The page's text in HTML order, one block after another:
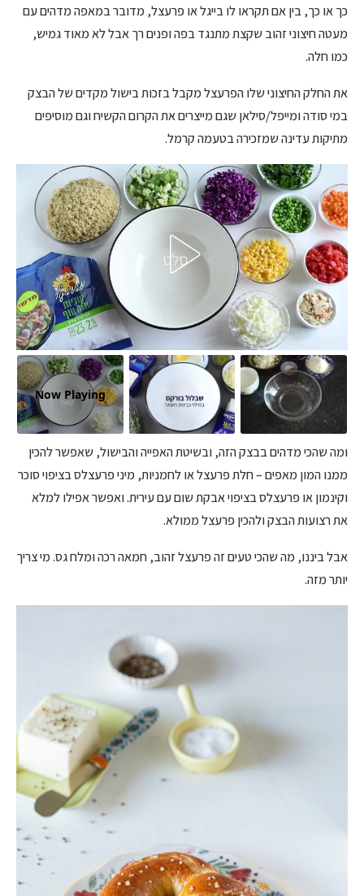
כך או כך, בין אם תקראו לו בייגל או פרעצל, מדובר במאפה מדהים עם
מעטה חיצוני זהוב שקצת מתנגד בפה ופנים רך אבל לא מאוד גמיש,
כמו חלה.
את החלק החיצוני שלו הפרעצל מקבל בזכות בישול מקדים של הבצק
במי סודה ומייפל/סילאן שגם מייצרים את הקרום הקשיח וגם מוסיפים
מתיקות עדינה שמזכירה בטעמה קרמל.
Now Playing
ומה שהכי מדהים בבצק הזה, ובשיטת האפייה והבישול, שאפשר להכין
ממנו המון מאפים – חלת פרעצל או לחמניות, מיני פרעצלס בציפוי סוכר
וקינמון או פרעצלס בציפוי אבקת שום עם עירית. ואפשר אפילו למלא
את רצועות הבצק ולהכין פרעצל ממולא.
אבל ביננו, מה שהכי טעים זה פרעצל זהוב, חמאה רכה ומלח גס. מי צריך
יותר מזה.